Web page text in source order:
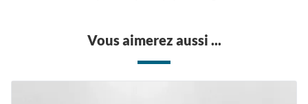
Vous aimerez aussi ...